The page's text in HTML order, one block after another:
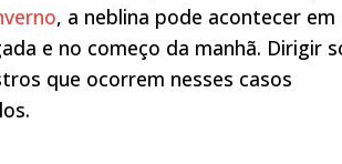
, a neblina pode acontecer em
e no começo da manhã. Dirigir
que ocorrem nesses casos